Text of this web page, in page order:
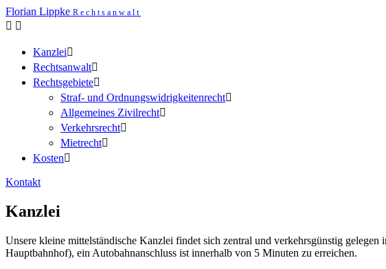
Florian Lippke Rechtsanwalt
Kanzlei
Rechtsanwalt
Rechtsgebiete
Straf- und Ordnungs­widrigkeitenrech­t
Allgemeines Zivilrecht
Verkehrsrecht
Mietrecht
Kosten
Kontakt
Kanzlei
Unsere kleine mittelständische Kanzlei findet sich zentral und verkehrsgünstig
Hauptbahnhof), ein Autobahnanschluss ist innerhalb von 5 Minuten zu erreichen.